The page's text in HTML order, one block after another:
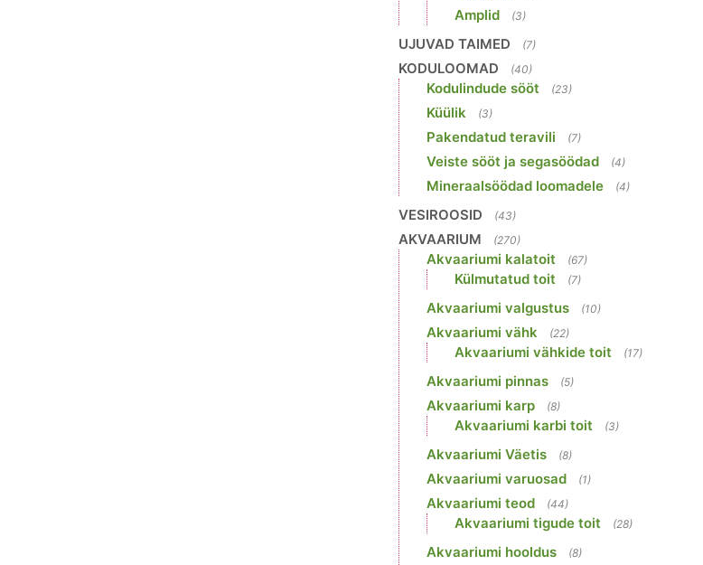
Amplid (3)
UJUVAD TAIMED (7)
KODULOOMAD (40)
Kodulindude sööt (23)
Küülik (3)
Pakendatud teravili (7)
Veiste sööt ja segasöödad (4)
Mineraalsöödad loomadele (4)
VESIROOSID (43)
AKVAARIUM (270)
Akvaariumi kalatoit (67)
Külmutatud toit (7)
Akvaariumi valgustus (10)
Akvaariumi vähk (22)
Akvaariumi vähkide toit (17)
Akvaariumi pinnas (5)
Akvaariumi karp (8)
Akvaariumi karbi toit (3)
Akvaariumi Väetis (8)
Akvaariumi varuosad (1)
Akvaariumi teod (44)
Akvaariumi tigude toit (28)
Akvaariumi hooldus (8)